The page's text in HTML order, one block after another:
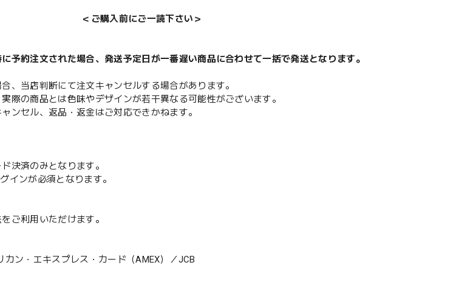
＜ご購入前にご一読下さい＞
予約注文された場合、発送予定日が一番遅い商品に合わせて一括で発送となります。
、当店判断にて注文キャンセルする場合があります。
際の商品とは色味やデザインが若干異なる可能性がございます。
ンセル、返品・返金はご対応できかねます。
決済のみとなります。
インが必須となります。
ご利用いただけます。
ン・エキスプレス・カード（AMEX）／JCB